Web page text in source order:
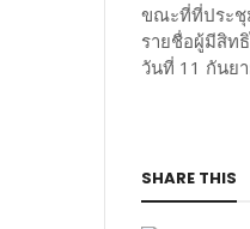
ขณะที่ที่ประชุ
รายชื่อผู้มีสิท
วันที่ 11 กันย
SHARE THIS